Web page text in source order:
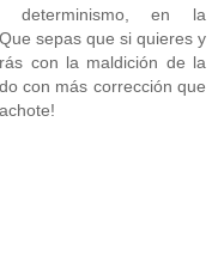
en la
sepas que si quieres y
con la maldición de la
con más corrección que